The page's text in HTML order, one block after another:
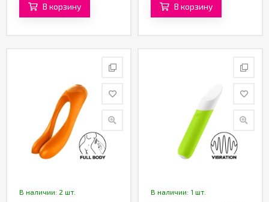
В корзину В корзину
В наличии: 2 шт. В наличии: 1 шт.